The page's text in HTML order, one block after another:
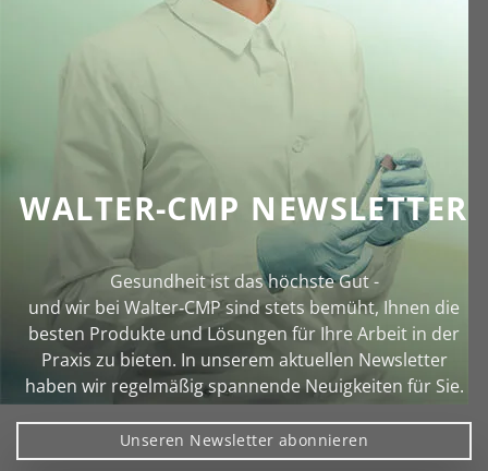
WALTER-CMP NEWSLETTER
Gesundheit ist das höchste Gut -
und wir bei Walter‑CMP sind stets bemüht, Ihnen die
besten Produkte und Lösungen für Ihre Arbeit in der
Praxis zu bieten. In unserem aktuellen Newsletter
haben wir regelmäßig spannende Neuigkeiten für Sie.
Unseren Newsletter abonnieren